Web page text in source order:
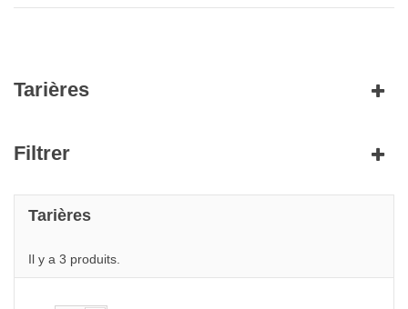
Tarières
Filtrer
Tarières
Il y a 3 produits.